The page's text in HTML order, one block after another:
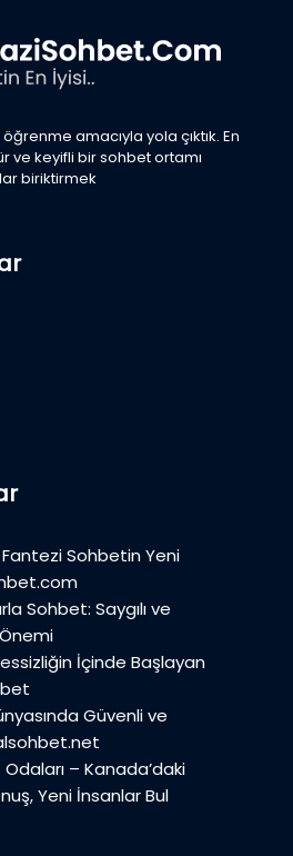
amacıyla yola çıktık. En
ve keyifli bir sohbet ortamı
biriktirmek
Sohbetin Yeni
Sohbet: Saygılı ve
İçinde Başlayan
Güvenli ve
– Kanada’daki
Yeni İnsanlar Bul